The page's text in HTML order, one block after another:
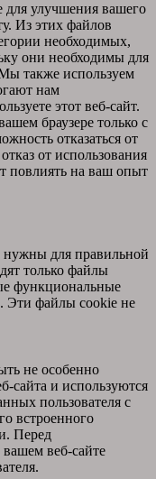
для улучшения вашего
Из этих файлов
необходимых,
они необходимы для
также используем
нам
этот веб-сайт.
браузере только с
отказаться от
от использования
повлиять на ваш опыт
для правильной
только файлы
функциональные
Эти файлы cookie не
не особенно
сайта и используются
пользователя с
встроенного
Перед
веб-сайте